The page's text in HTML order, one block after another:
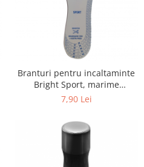
Branturi pentru incaltaminte
Bright Sport, marime
universala
7,90 Lei